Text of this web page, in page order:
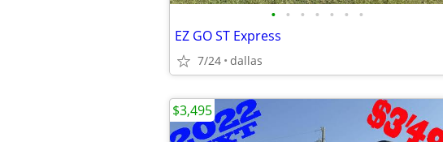
• • • • • • •
EZ GO ST Express
7/24 dallas
$3,495